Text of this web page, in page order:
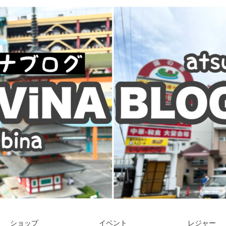
ショップ イベント レジャー